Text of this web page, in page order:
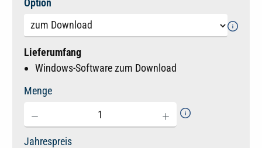
Option
Lieferumfang
Windows-Software zum Download
Menge
Jahrespreis